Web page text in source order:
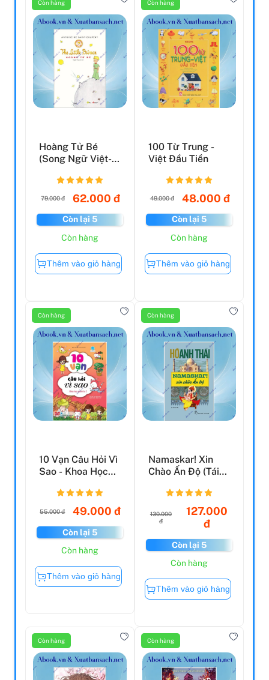
Còn hàng
Hoàng Tử Bé
(Song Ngữ Việt-
79.000 đ 62.000 đ
Còn lại 5
Còn hàng
Thêm vào giỏ hàng
Còn hàng
100 Từ Trung -
Việt Đầu Tiền
49.000 đ 48.000 đ
Còn lại 5
Còn hàng
Thêm vào giỏ hàng
Còn hàng
10 Vạn Câu Hỏi Vì
Sao - Khoa Học
55.000 đ 49.000 đ
Còn lại 5
Còn hàng
Thêm vào giỏ hàng
Còn hàng
Namaskar! Xin
Chào Ấn Độ (Tái
130.000
đ
127.000
đ
Còn lại 5
Còn hàng
Thêm vào giỏ hàng
Còn hàng Còn hàng